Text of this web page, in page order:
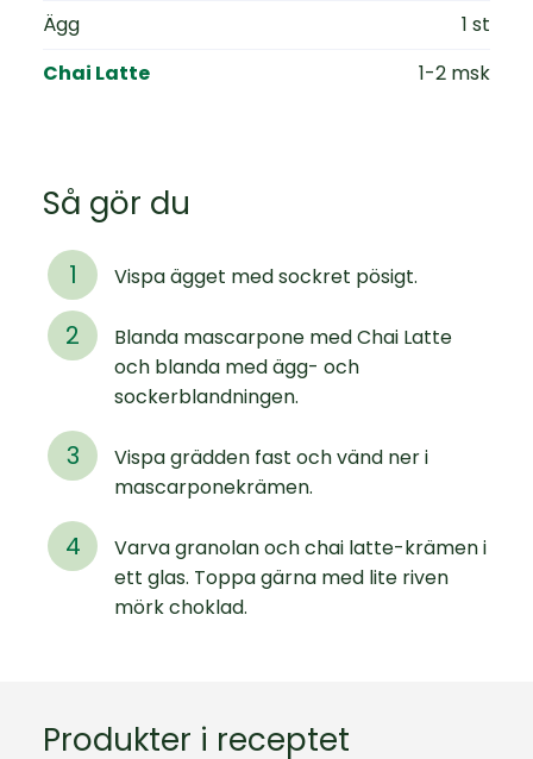
Ägg
1 st
Chai Latte
1-2 msk
Så gör du
Vispa ägget med sockret pösigt.
Blanda mascarpone med Chai Latte
och blanda med ägg- och
sockerblandningen.
Vispa grädden fast och vänd ner i
mascarponekrämen.
Varva granolan och chai latte-krämen i
ett glas. Toppa gärna med lite riven
mörk choklad.
Produkter i receptet